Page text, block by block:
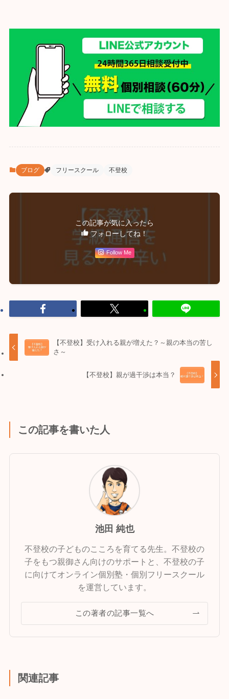
ブログ フリースクール 不登校
この記事が気に入ったら
フォローしてね！
Follow Me
【不登校】受け入れる親が増えた？～親の本当の苦し
さ～
【不登校】親が過干渉は本当？
この記事を書いた人
池田 純也
不登校の子どものこころを育てる先生。不登校の
子をもつ親御さん向けのサポートと、不登校の子
に向けてオンライン個別塾・個別フリースクール
を運営しています。
この著者の記事一覧へ
関連記事